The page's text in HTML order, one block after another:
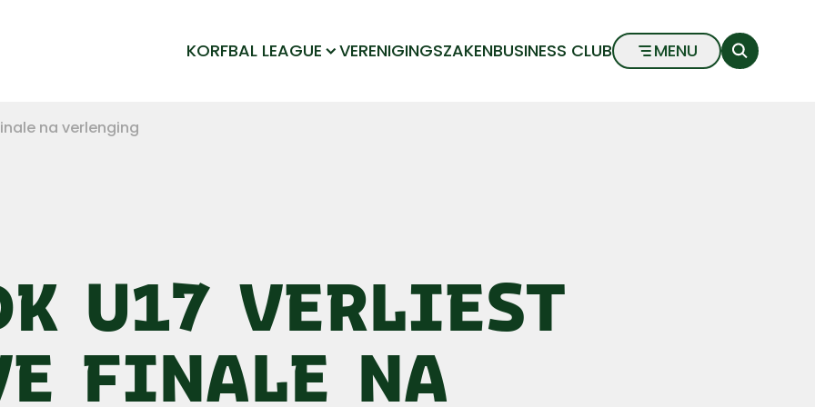
KORFBAL LEAGUE VERENIGINGSZAKENBUSINESS CLUB MENU
na verlenging
U17 VERLIEST
FINALE NA